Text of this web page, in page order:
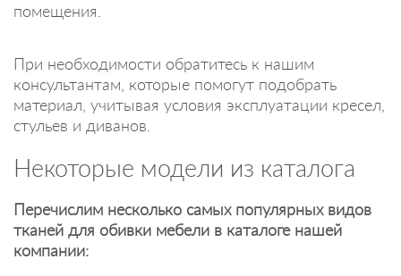
помещения.
При необходимости обратитесь к нашим
консультантам, которые помогут подобрать
материал, учитывая условия эксплуатации кресел,
стульев и диванов.
Некоторые модели из каталога
Перечислим несколько самых популярных видов
тканей для обивки мебели в каталоге нашей
компании: